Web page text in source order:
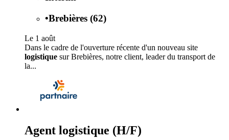
•Brebières (62)
Le 1 août
Dans le cadre de l'ouverture récente d'un nouveau site
logistique sur Brebières, notre client, leader du transport de
la...
Agent logistique (H/F)